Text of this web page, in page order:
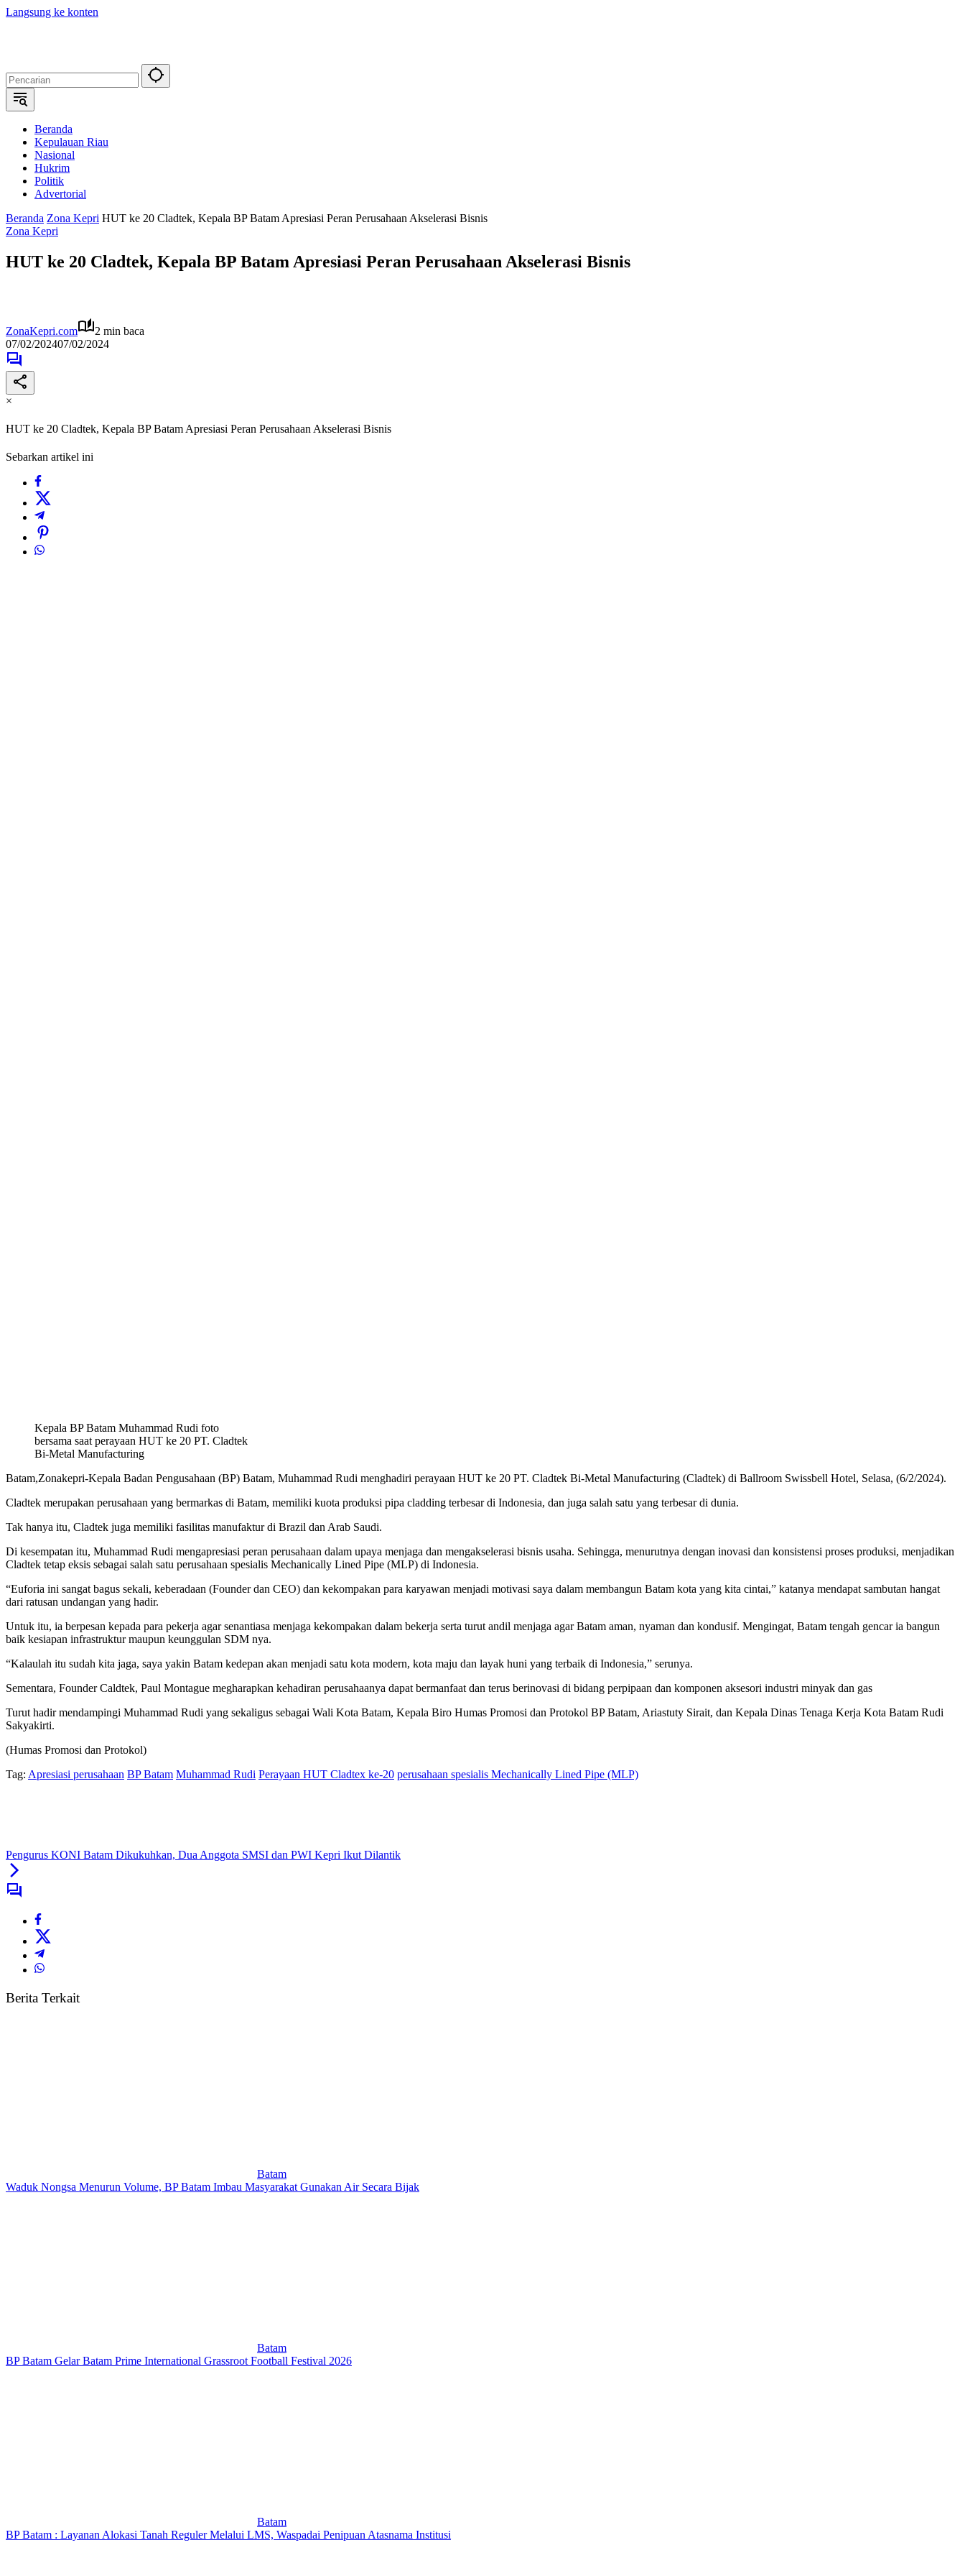
Langsung ke konten
Beranda
Kepulauan Riau
Nasional
Hukrim
Politik
Advertorial
Beranda Zona Kepri HUT ke 20 Cladtek, Kepala BP Batam Apresiasi Peran Perusahaan Akselerasi Bisnis
Zona Kepri
HUT ke 20 Cladtek, Kepala BP Batam Apresiasi Peran Perusahaan Akselerasi Bisnis
ZonaKepri.com
2 min baca
07/02/202407/02/2024
×
HUT ke 20 Cladtek, Kepala BP Batam Apresiasi Peran Perusahaan Akselerasi Bisnis
Sebarkan artikel ini
Kepala BP Batam Muhammad Rudi foto
bersama saat perayaan HUT ke 20 PT. Cladtek
Bi-Metal Manufacturing
Batam,Zonakepri-Kepala Badan Pengusahaan (BP) Batam, Muhammad Rudi menghadiri perayaan HUT ke 20 PT. Cladtek Bi-Metal Manufacturing (Cladtek) di Ballroom Swissbell Hotel, Selasa, (6/2/2024).
Cladtek merupakan perusahaan yang bermarkas di Batam, memiliki kuota produksi pipa cladding terbesar di Indonesia, dan juga salah satu yang terbesar di dunia.
Tak hanya itu, Cladtek juga memiliki fasilitas manufaktur di Brazil dan Arab Saudi.
Di kesempatan itu, Muhammad Rudi mengapresiasi peran perusahaan dalam upaya menjaga dan mengakselerasi bisnis usaha. Sehingga, menurutnya dengan inovasi dan konsistensi proses produksi, menjadikan
Cladtek tetap eksis sebagai salah satu perusahaan spesialis Mechanically Lined Pipe (MLP) di Indonesia.
“Euforia ini sangat bagus sekali, keberadaan (Founder dan CEO) dan kekompakan para karyawan menjadi motivasi saya dalam membangun Batam kota yang kita cintai,” katanya mendapat sambutan hangat
dari ratusan undangan yang hadir.
Untuk itu, ia berpesan kepada para pekerja agar senantiasa menjaga kekompakan dalam bekerja serta turut andil menjaga agar Batam aman, nyaman dan kondusif. Mengingat, Batam tengah gencar ia bangun
baik kesiapan infrastruktur maupun keunggulan SDM nya.
“Kalaulah itu sudah kita jaga, saya yakin Batam kedepan akan menjadi satu kota modern, kota maju dan layak huni yang terbaik di Indonesia,” serunya.
Sementara, Founder Caldtek, Paul Montague megharapkan kehadiran perusahaanya dapat bermanfaat dan terus berinovasi di bidang perpipaan dan komponen aksesori industri minyak dan gas
Turut hadir mendampingi Muhammad Rudi yang sekaligus sebagai Wali Kota Batam, Kepala Biro Humas Promosi dan Protokol BP Batam, Ariastuty Sirait, dan Kepala Dinas Tenaga Kerja Kota Batam Rudi
Sakyakirti.
(Humas Promosi dan Protokol)
Tag: Apresiasi perusahaan BP Batam Muhammad Rudi Perayaan HUT Cladtex ke-20 perusahaan spesialis Mechanically Lined Pipe (MLP)
Pengurus KONI Batam Dikukuhkan, Dua Anggota SMSI dan PWI Kepri Ikut Dilantik
Berita Terkait
Batam
Waduk Nongsa Menurun Volume, BP Batam Imbau Masyarakat Gunakan Air Secara Bijak
Batam
BP Batam Gelar Batam Prime International Grassroot Football Festival 2026
Batam
BP Batam : Layanan Alokasi Tanah Reguler Melalui LMS, Waspadai Penipuan Atasnama Institusi